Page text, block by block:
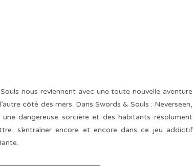
nous reviennent avec une toute nouvelle aventure
côté des mers. Dans Swords & Souls : Neverseen,
dangereuse sorcière et des habitants résolument
s’entraîner encore et encore dans ce jeu addictif